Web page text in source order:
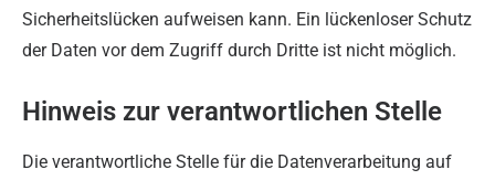
Sicherheitslücken aufweisen kann. Ein lückenloser Schutz
der Daten vor dem Zugriff durch Dritte ist nicht möglich.
Hinweis zur verantwortlichen Stelle
Die verantwortliche Stelle für die Datenverarbeitung auf